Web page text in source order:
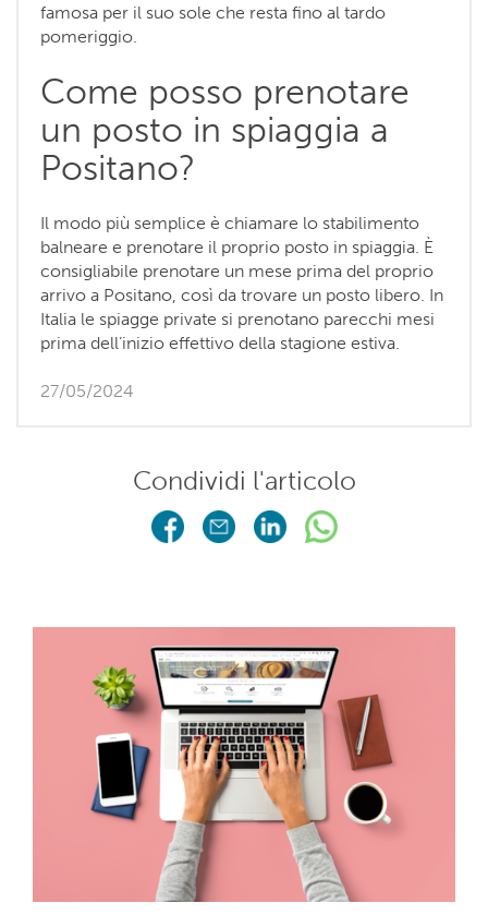
famosa per il suo sole che resta fino al tardo
pomeriggio.
Come posso prenotare
un posto in spiaggia a
Positano?
Il modo più semplice è chiamare lo stabilimento
balneare e prenotare il proprio posto in spiaggia. È
consigliabile prenotare un mese prima del proprio
arrivo a Positano, così da trovare un posto libero. In
Italia le spiagge private si prenotano parecchi mesi
prima dell’inizio effettivo della stagione estiva.
27/05/2024
Condividi l'articolo